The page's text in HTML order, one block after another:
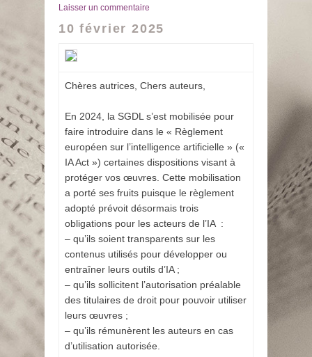
le
Laisser un commentaire
10 février 2025
Chères autrices, Chers auteurs,
En 2024, la SGDL s’est mobilisée pour
faire introduire dans le « Règlement
européen sur l’intelligence artificielle » («
IA Act ») certaines dispositions visant à
protéger vos œuvres. Cette mobilisation
a porté ses fruits puisque le règlement
adopté prévoit désormais trois
obligations pour les acteurs de l’IA :
– qu’ils soient transparents sur les
contenus utilisés pour développer ou
entraîner leurs outils d’IA ;
– qu’ils sollicitent l’autorisation préalable
des titulaires de droit pour pouvoir utiliser
leurs œuvres ;
– qu’ils rémunèrent les auteurs en cas
d’utilisation autorisée.